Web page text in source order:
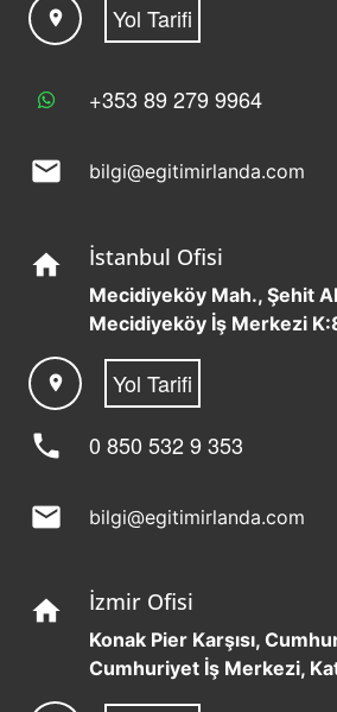
location_on Yol Tarifi
+353 89 279 9964
mail bilgi@egitimirlanda.com
home İstanbul Ofisi
Mecidiyeköy Mah., Şehit
Mecidiyeköy İş Merkezi
location_on Yol Tarifi
phone 0 850 532 9 353
mail bilgi@egitimirlanda.com
home İzmir Ofisi
Konak Pier Karşısı,
Cumhuriyet İş Merkezi,